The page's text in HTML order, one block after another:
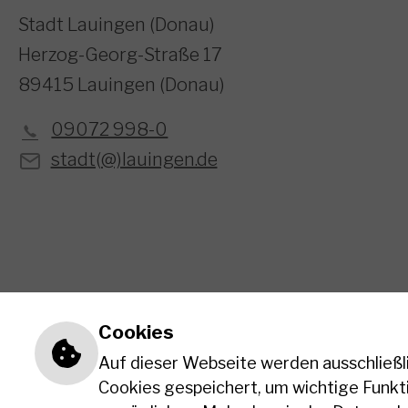
Einstellungen zu Cookies
Cookies
Auf dieser Webseite werden
Cookies gespeichert, um wichtige
Stadt Lauingen (Donau)
Herzog-Georg-Straße 17
89415 Lauingen (Donau)
09072 998-0
stadt(@)lauingen.de